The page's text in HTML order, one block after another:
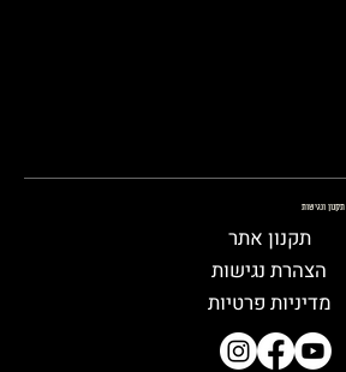
תקנון ונגישות
תקנון אתר
הצהרת נגישות
מדיניות פרטיות